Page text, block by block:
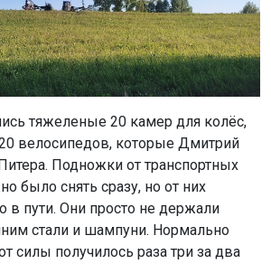
стали и шампуни. Нормально
силы получилось раза три за два
основных вещей остались
ножи. А также два паурбанка и
панели, зиплоки, нейлоновые
паракордовые верёвки,
крюками для крепления груза, куча